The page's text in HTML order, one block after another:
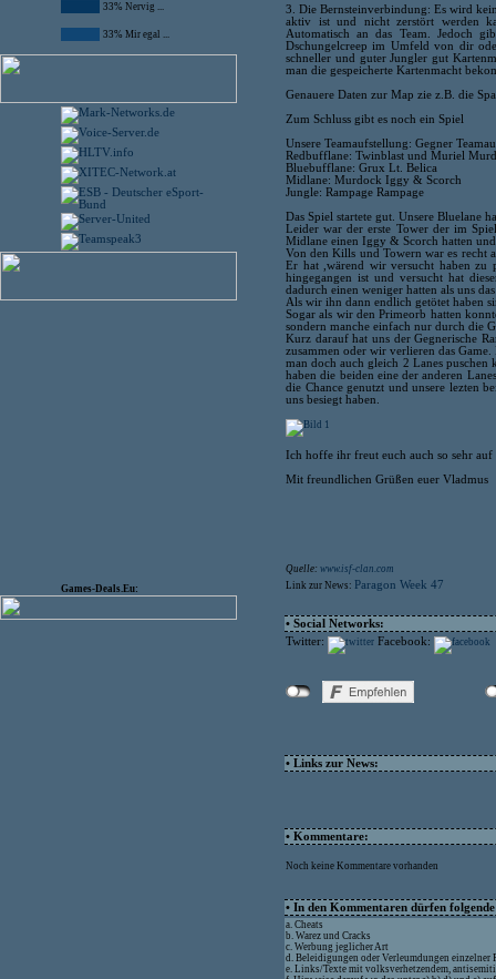
33% Nervig ...
33% Mir egal ...
Games-Deals.Eu:
3. Die Bernsteinverbindung: Es wird
aktiv ist und nicht zerstört werden
Automatisch an das Team. Jedoch
Dschungelcreep im Umfeld von dir
schneller und guter Jungler gut
man die gespeicherte Kartenmacht
Genauere Daten zur Map zie z.B. die
Zum Schluss gibt es noch ein Spiel
Unsere Teamaufstellung: Gegner
Redbufflane: Twinblast und Muriel
Bluebufflane: Grux Lt. Belica
Midlane: Murdock Iggy & Scorch
Jungle: Rampage Rampage
Das Spiel startete gut. Unsere Bluelane
Leider war der erste Tower der im
Midlane einen Iggy & Scorch hatten
Von den Kills und Towern war es recht
Er hat ,wärend wir versucht haben zu
hingegangen ist und versucht hat
dadurch einen weniger hatten als uns
Als wir ihn dann endlich getötet haben
Sogar als wir den Primeorb hatten
sondern manche einfach nur durch die
Kurz darauf hat uns der Gegnerische
zusammen oder wir verlieren das
man doch auch gleich 2 Lanes puschen
haben die beiden eine der anderen
die Chance genutzt und unsere lezten
uns besiegt haben.
Ich hoffe ihr freut euch auch so sehr
Mit freundlichen Grüßen euer Vladmus
Quelle: www.isf-clan.com
Link zur News: Paragon Week 47
• Social Networks:
Twitter:
Facebook:
• Links zur News:
• Kommentare:
Noch keine Kommentare vorhanden
• In den Kommentaren dürfen
a. Cheats
b. Warez und Cracks
c. Werbung jeglicher Art
d. Beleidigungen oder Verleumdungen einzelner
e. Links/Texte mit volksverhetzendem,